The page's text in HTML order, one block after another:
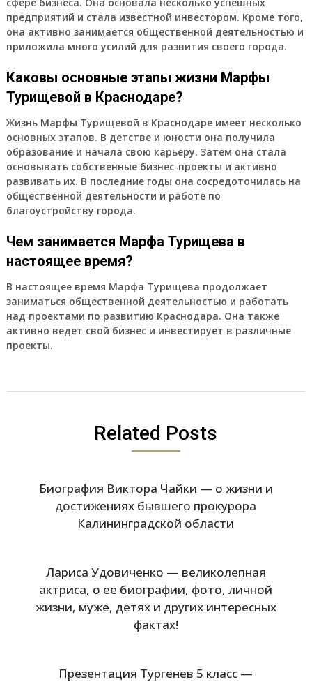
предприятий и стала известной инвестором. Кроме того,
она активно занимается общественной деятельностью и
приложила много усилий для развития своего города.
Каковы основные этапы жизни Марфы
Турищевой в Краснодаре?
Жизнь Марфы Турищевой в Краснодаре имеет несколько
основных этапов. В детстве и юности она получила
образование и начала свою карьеру. Затем она стала
основывать собственные бизнес-проекты и активно
развивать их. В последние годы она сосредоточилась на
общественной деятельности и работе по
благоустройству города.
Чем занимается Марфа Турищева в
настоящее время?
В настоящее время Марфа Турищева продолжает
заниматься общественной деятельностью и работать
над проектами по развитию Краснодара. Она также
активно ведет свой бизнес и инвестирует в различные
проекты.
Related Posts
Биография Виктора Чайки — о жизни и
достижениях бывшего прокурора
Калининградской области
Лариса Удовиченко — великолепная
актриса, о ее биографии, фото, личной
жизни, муже, детях и других интересных
фактах!
Презентация Тургенев 5 класс —